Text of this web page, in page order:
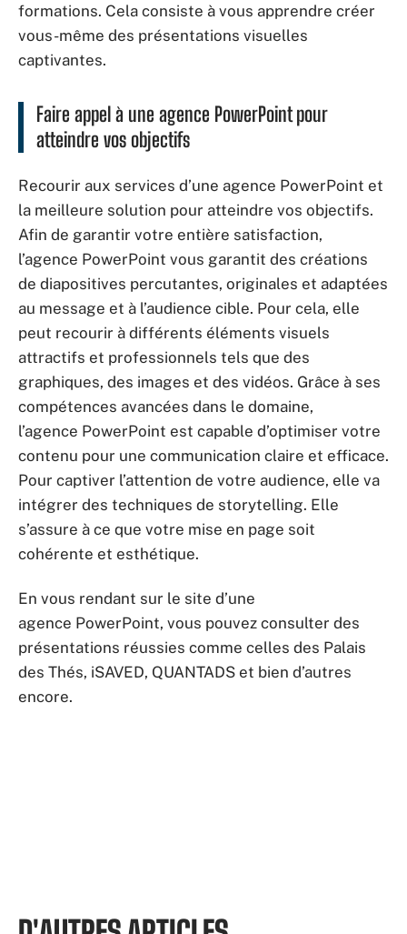
formations. Cela consiste à vous apprendre créer
vous-même des présentations visuelles
captivantes.
Faire appel à une agence PowerPoint pour
atteindre vos objectifs
Recourir aux services d’une agence PowerPoint et
la meilleure solution pour atteindre vos objectifs.
Afin de garantir votre entière satisfaction,
l’agence PowerPoint vous garantit des créations
de diapositives percutantes, originales et adaptées
au message et à l’audience cible. Pour cela, elle
peut recourir à différents éléments visuels
attractifs et professionnels tels que des
graphiques, des images et des vidéos. Grâce à ses
compétences avancées dans le domaine,
l’agence PowerPoint est capable d’optimiser votre
contenu pour une communication claire et efficace.
Pour captiver l’attention de votre audience, elle va
intégrer des techniques de storytelling. Elle
s’assure à ce que votre mise en page soit
cohérente et esthétique.
En vous rendant sur le site d’une
agence PowerPoint, vous pouvez consulter des
présentations réussies comme celles des Palais
des Thés, iSAVED, QUANTADS et bien d’autres
encore.